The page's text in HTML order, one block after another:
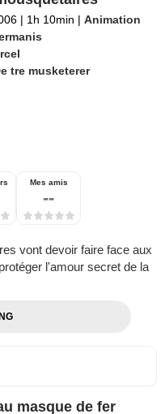
| 1h 10min | Animation
tre musketerer
Mes amis
--
vont devoir faire face aux
l'amour secret de la
masque de fer